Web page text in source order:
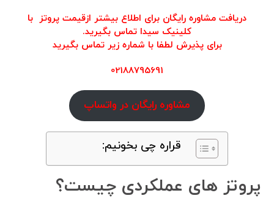
دریافت مشاوره رایگان برای اطلاع بیشتر ازقیمت پروتز با
کلینیک سیدا تماس بگیرید.
برای پذیرش لطفا با شماره زیر تماس بگیرید
02188795691
مشاوره رایگان در واتساپ
قراره چی بخونیم:
پروتز های عملکردی چیست؟